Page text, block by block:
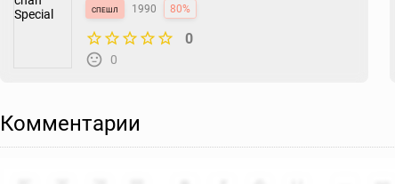
спешл 1990 80%
0
0
Комментарии